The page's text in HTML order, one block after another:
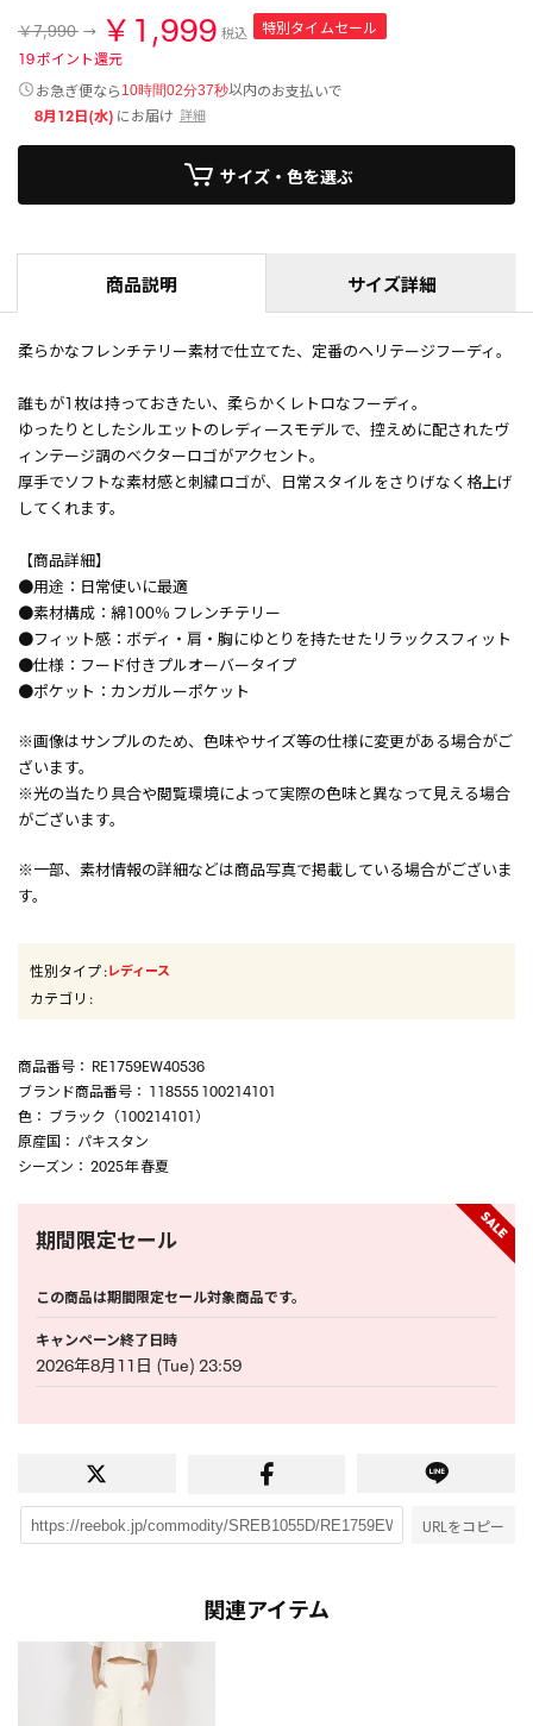
￥7,990 ￥1,999 税込
特別タイムセール
19ポイント還元
お急ぎ便なら 10時間02分37秒以内のお支払いで
8月12日(水) にお届け 詳細
サイズ・色を選ぶ
商品説明 サイズ詳細
柔らかなフレンチテリー素材で仕立てた、定番のヘリテージフーディ。
誰もが1枚は持っておきたい、柔らかくレトロなフーディ。
ゆったりとしたシルエットのレディースモデルで、控えめに配されたヴ
ィンテージ調のベクターロゴがアクセント。
厚手でソフトな素材感と刺繍ロゴが、日常スタイルをさりげなく格上げ
してくれます。
【商品詳細】
●用途：日常使いに最適
●素材構成：綿100％ フレンチテリー
●フィット感：ボディ・肩・胸にゆとりを持たせたリラックスフィット
●仕様：フード付きプルオーバータイプ
●ポケット：カンガルーポケット
※画像はサンプルのため、色味やサイズ等の仕様に変更がある場合がご
ざいます。
※光の当たり具合や閲覧環境によって実際の色味と異なって見える場合
がございます。
※一部、素材情報の詳細などは商品写真で掲載している場合がございま
す。
性別タイプ:レディース
カテゴリ :
商品番号 ： RE1759EW40536
ブランド商品番号 ： 118555 100214101
色 ： ブラック（100214101）
原産国 ： パキスタン
シーズン ： 2025年 春夏
期間限定セール
この商品は期間限定セール対象商品です。
キャンペーン終了日時
2026年8月11日 (Tue) 23:59
URLをコピー
関連アイテム